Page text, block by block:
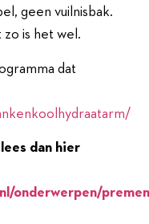
geen vuilnisbak.
zo is het wel.
dat
dan hier
onderwerpen/